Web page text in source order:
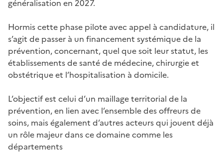
généralisation en 2027.
Hormis cette phase pilote avec appel à candidature, il
s’agit de passer à un financement systémique de la
prévention, concernant, quel que soit leur statut, les
établissements de santé de médecine, chirurgie et
obstétrique et l’hospitalisation à domicile.
L’objectif est celui d’un maillage territorial de la
prévention, en lien avec l’ensemble des offreurs de
soins, mais également d’autres acteurs qui jouent déjà
un rôle majeur dans ce domaine comme les
départements